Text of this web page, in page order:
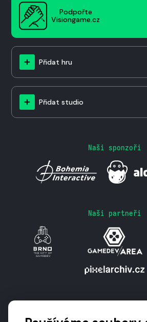
Podpořte
Visiongame.cz
Přidat hru
Přidat studio
Naši sponzoři
Naši partneři